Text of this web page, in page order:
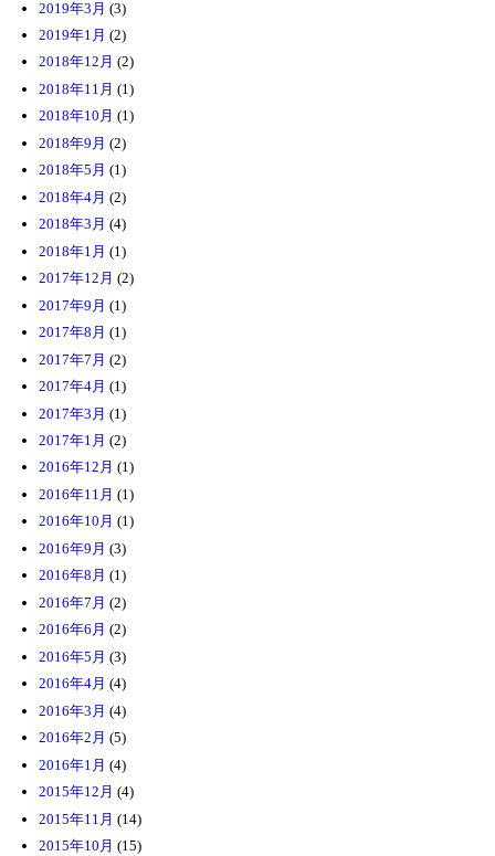
2019年3月 (3)
2019年1月 (2)
2018年12月 (2)
2018年11月 (1)
2018年10月 (1)
2018年9月 (2)
2018年5月 (1)
2018年4月 (2)
2018年3月 (4)
2018年1月 (1)
2017年12月 (2)
2017年9月 (1)
2017年8月 (1)
2017年7月 (2)
2017年4月 (1)
2017年3月 (1)
2017年1月 (2)
2016年12月 (1)
2016年11月 (1)
2016年10月 (1)
2016年9月 (3)
2016年8月 (1)
2016年7月 (2)
2016年6月 (2)
2016年5月 (3)
2016年4月 (4)
2016年3月 (4)
2016年2月 (5)
2016年1月 (4)
2015年12月 (4)
2015年11月 (14)
2015年10月 (15)